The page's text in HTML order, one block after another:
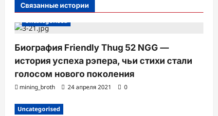
и
Связанные истории
Uncategorised
Биография Friendly Thug 52 NGG —
история успеха рэпера, чьи стихи стали
голосом нового поколения
mining_broth 24 апреля 2021 0
Uncategorised